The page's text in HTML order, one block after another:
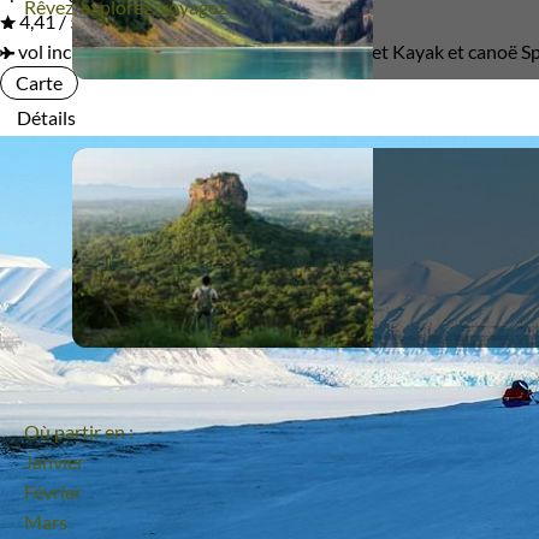
Où partir en :
Janvier
Février
Mars
Rêvez, explorez, voyagez
Terres Polaires
4,41 / 5
vol inclus
10 joursExploration à Alkhornet Kayak et canoë
Carte
Détails